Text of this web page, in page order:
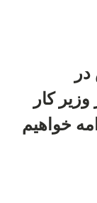
کار
خواهیم